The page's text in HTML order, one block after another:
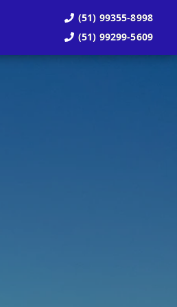
(51) 99355-8998
(51) 99299-5609